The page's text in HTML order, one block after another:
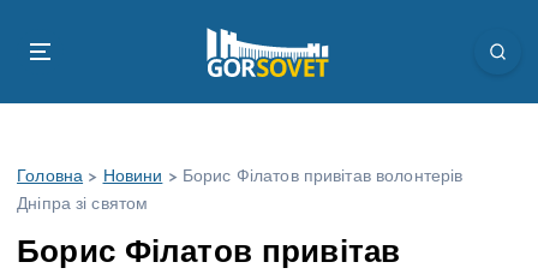
Головна > Новини > Борис Філатов привітав волонтерів
Дніпра зі святом
Борис Філатов привітав